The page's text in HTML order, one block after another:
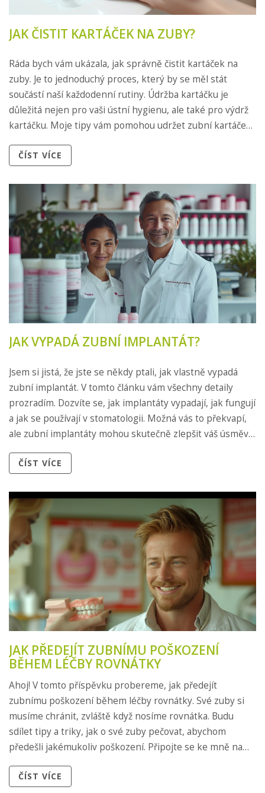
JAK ČISTIT KARTÁČEK NA ZUBY?
Ráda bych vám ukázala, jak správně čistit kartáček na
zuby. Je to jednoduchý proces, který by se měl stát
součástí naší každodenní rutiny. Údržba kartáčku je
důležitá nejen pro vaši ústní hygienu, ale také pro výdrž
kartáčku. Moje tipy vám pomohou udržet zubní kartáček
nového o péči o svůj kartáček.
ČÍST VÍCE
JAK VYPADÁ ZUBNÍ IMPLANTÁT?
Jsem si jistá, že jste se někdy ptali, jak vlastně vypadá
zubní implantát. V tomto článku vám všechny detaily
prozradím. Dozvíte se, jak implantáty vypadají, jak fungují
a jak se používají v stomatologii. Možná vás to překvapí,
ale zubní implantáty mohou skutečně zlepšit váš úsměv a
dentální péče.
ČÍST VÍCE
JAK PŘEDEJÍT ZUBNÍMU POŠKOZENÍ
BĚHEM LÉČBY ROVNÁTKY
Ahoj! V tomto příspěvku probereme, jak předejít
zubnímu poškození během léčby rovnátky. Své zuby si
musíme chránit, zvláště když nosíme rovnátka. Budu
sdílet tipy a triky, jak o své zuby pečovat, abychom
předešli jakémukoliv poškození. Připojte se ke mně na
ČÍST VÍCE